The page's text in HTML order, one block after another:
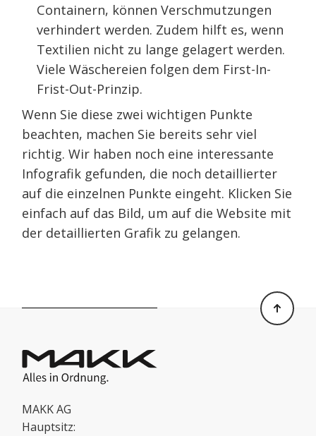
Containern, können Verschmutzungen
verhindert werden. Zudem hilft es, wenn
Textilien nicht zu lange gelagert werden.
Viele Wäschereien folgen dem First-In-
Frist-Out-Prinzip.
Wenn Sie diese zwei wichtigen Punkte
beachten, machen Sie bereits sehr viel
richtig. Wir haben noch eine interessante
Infografik gefunden, die noch detaillierter
auf die einzelnen Punkte eingeht. Klicken Sie
einfach auf das Bild, um auf die Website mit
der detaillierten Grafik zu gelangen.
MAKK AG
Hauptsitz: